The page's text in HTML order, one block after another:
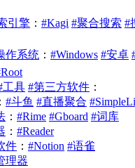
引擎 ： #Kagi #聚合搜索 #
作系统 ： #Windows #安卓
工具 #第三方软件 ：
： #斗鱼 #直播聚合
： #Rime #Gboard #词库
： #Reader
件 ： #Notion #语雀
理器